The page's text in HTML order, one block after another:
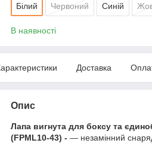
Білий Червоний Синій
В наявності
Доставка
Опис
Лапа вигнута для боксу та
(FPML10-43) - — незамінний